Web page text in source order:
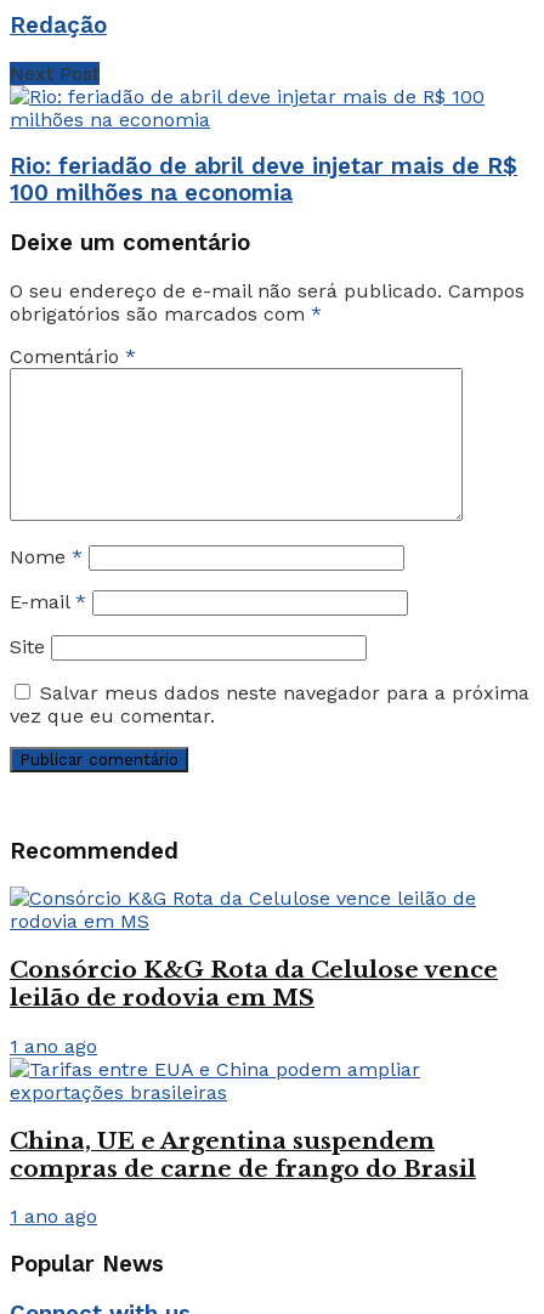
Redação
Next Post
Rio: feriadão de abril deve injetar mais de R$
100 milhões na economia
Deixe um comentário
O seu endereço de e-mail não será publicado. Campos
obrigatórios são marcados com *
Comentário *
Nome *
E-mail *
Site
Salvar meus dados neste navegador para a próxima
vez que eu comentar.
Recommended
Consórcio K&G Rota da Celulose vence
leilão de rodovia em MS
1 ano ago
China, UE e Argentina suspendem
compras de carne de frango do Brasil
1 ano ago
Popular News